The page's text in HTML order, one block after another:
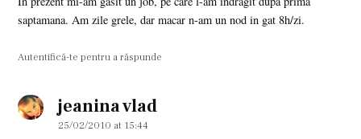
saptamana. Am zile grele, dar macar n-am un nod in gat 8h/zi.
Autentifică-te pentru a răspunde
jeanina vladsays:
25/02/2010 at 15:44